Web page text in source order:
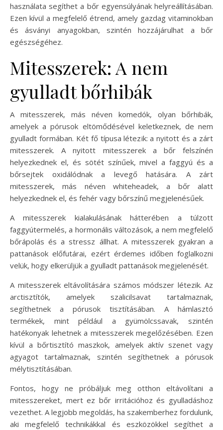
használata segíthet a bőr egyensúlyának helyreállításában.
Ezen kívül a megfelelő étrend, amely gazdag vitaminokban
és ásványi anyagokban, szintén hozzájárulhat a bőr
egészségéhez.
Mitesszerek: A nem
gyulladt bőrhibák
A mitesszerek, más néven komedók, olyan bőrhibák,
amelyek a pórusok eltömődésével keletkeznek, de nem
gyulladt formában. Két fő típusa létezik: a nyitott és a zárt
mitesszerek. A nyitott mitesszerek a bőr felszínén
helyezkednek el, és sötét színűek, mivel a faggyú és a
bőrsejtek oxidálódnak a levegő hatására. A zárt
mitesszerek, más néven whiteheadek, a bőr alatt
helyezkednek el, és fehér vagy bőrszínű megjelenésűek.
A mitesszerek kialakulásának hátterében a túlzott
faggyútermelés, a hormonális változások, a nem megfelelő
bőrápolás és a stressz állhat. A mitesszerek gyakran a
pattanások előfutárai, ezért érdemes időben foglalkozni
velük, hogy elkerüljük a gyulladt pattanások megjelenését.
A mitesszerek eltávolítására számos módszer létezik. Az
arctisztítók, amelyek szalicilsavat tartalmaznak,
segíthetnek a pórusok tisztításában. A hámlasztó
termékek, mint például a gyümölcssavak, szintén
hatékonyak lehetnek a mitesszerek megelőzésében. Ezen
kívül a bőrtisztító maszkok, amelyek aktív szenet vagy
agyagot tartalmaznak, szintén segíthetnek a pórusok
mélytisztításában.
Fontos, hogy ne próbáljuk meg otthon eltávolítani a
mitesszereket, mert ez bőr irritációhoz és gyulladáshoz
vezethet. A legjobb megoldás, ha szakemberhez fordulunk,
aki megfelelő technikákkal és eszközökkel segíthet a